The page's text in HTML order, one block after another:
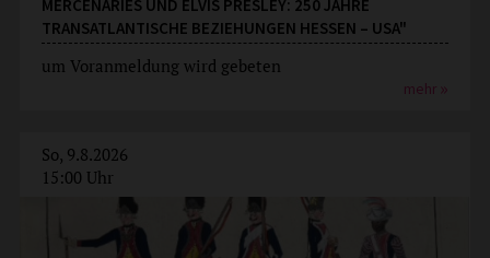
MERCENARIES UND ELVIS PRESLEY: 250 JAHRE
TRANSATLANTISCHE BEZIEHUNGEN HESSEN – USA"
um Voranmeldung wird gebeten
mehr
So, 9.8.2026
15:00 Uhr